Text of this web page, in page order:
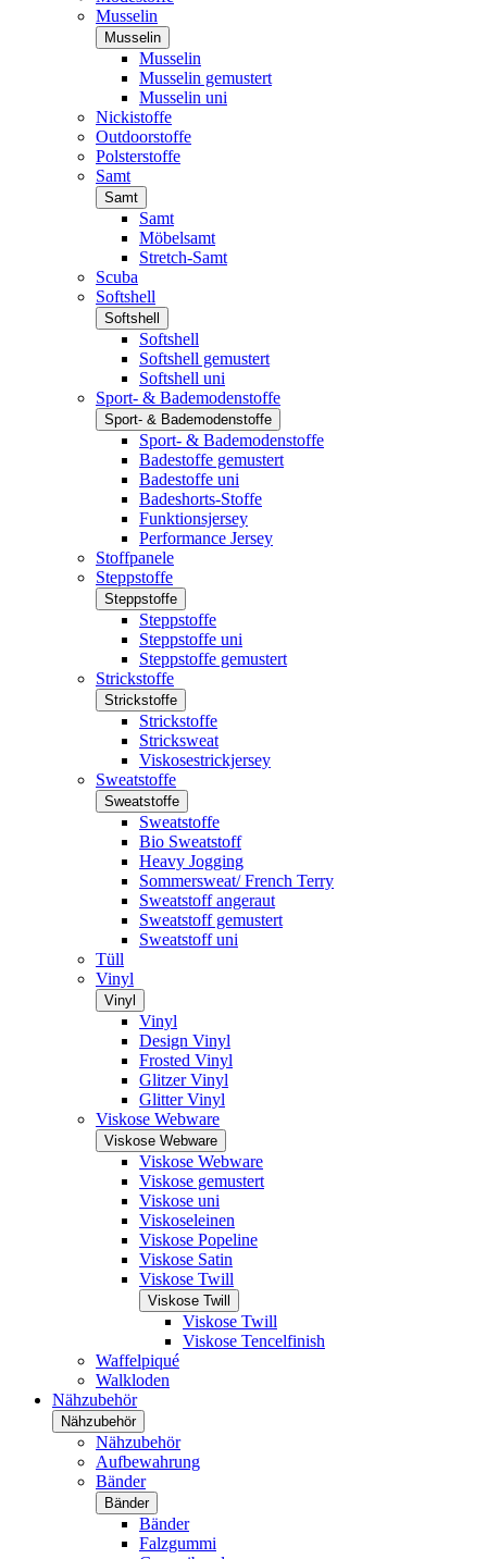
Musselin
Musselin
Musselin
Musselin gemustert
Musselin uni
Nickistoffe
Outdoorstoffe
Polsterstoffe
Samt
Samt
Samt
Möbelsamt
Stretch-Samt
Scuba
Softshell
Softshell
Softshell
Softshell gemustert
Softshell uni
Sport- & Bademodenstoffe
Sport- & Bademodenstoffe
Sport- & Bademodenstoffe
Badestoffe gemustert
Badestoffe uni
Badeshorts-Stoffe
Funktionsjersey
Performance Jersey
Stoffpanele
Steppstoffe
Steppstoffe
Steppstoffe
Steppstoffe uni
Steppstoffe gemustert
Strickstoffe
Strickstoffe
Strickstoffe
Stricksweat
Viskosestrickjersey
Sweatstoffe
Sweatstoffe
Sweatstoffe
Bio Sweatstoff
Heavy Jogging
Sommersweat/ French Terry
Sweatstoff angeraut
Sweatstoff gemustert
Sweatstoff uni
Tüll
Vinyl
Vinyl
Vinyl
Design Vinyl
Frosted Vinyl
Glitzer Vinyl
Glitter Vinyl
Viskose Webware
Viskose Webware
Viskose Webware
Viskose gemustert
Viskose uni
Viskoseleinen
Viskose Popeline
Viskose Satin
Viskose Twill
Viskose Twill
Viskose Twill
Viskose Tencelfinish
Waffelpiqué
Walkloden
Nähzubehör
Nähzubehör
Nähzubehör
Aufbewahrung
Bänder
Bänder
Bänder
Falzgummi